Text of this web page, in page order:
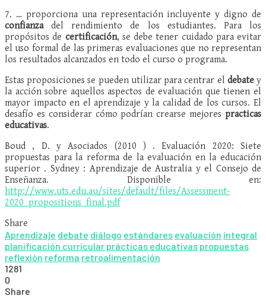
7. … proporciona una representación incluyente y digno de
confianzadel rendimiento de los estudiantes. Para los
propósitos de certificación, se debe tener cuidado para evitar
el uso formal de las primeras evaluaciones que no representan
los resultados alcanzados en todo el curso o programa.
Estas proposiciones se pueden utilizar para centrar el debatey
la acción sobre aquellos aspectos de evaluación que tienen el
mayor impacto en el aprendizaje y la calidad de los cursos. El
desafío es considerar cómo podrían crearse mejores practicas
educativas.
Boud , D. y Asociados (2010 ) . Evaluación 2020: Siete
propuestas para la reforma de la evaluación en la educación
superior . Sydney : Aprendizaje de Australia y el Consejo de
Enseñanza. Disponible en:
http://www.uts.edu.au/sites/default/files/Assessment-
2020_propositions_final.pdf
Share
Aprendizaje debate diálogo estándares evaluación integral
planificación curricular prácticas educativas propuestas
reflexión reforma retroalimentación
1281
0
Share